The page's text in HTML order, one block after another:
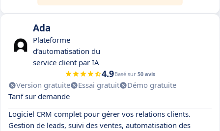
Ada
Plateforme
d’automatisation du
service client par IA
4.9Basé sur 50 avis
Version gratuite Essai gratuit
Démo gratuite
Tarif sur demande
Logiciel CRM complet pour gérer vos relations clients.
Gestion de leads, suivi des ventes, automatisation des